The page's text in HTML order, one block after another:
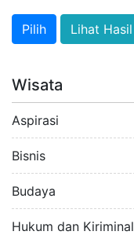
Lihat Hasil
Wisata
Aspirasi
Bisnis
Budaya
Hukum dan Kiriminal